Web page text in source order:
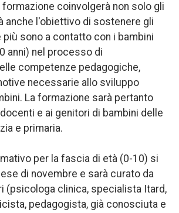
formazione coinvolgerà non solo gli
anche l'obiettivo di sostenere gli
sono a contatto con i bambini
anni) nel processo di
competenze pedagogiche,
necessarie allo sviluppo
La formazione sarà pertanto
e ai genitori di bambini delle
e primaria.
per la fascia di età (0-10) si
di novembre e sarà curato da
(psicologa clinica, specialista Itard,
pedagogista, già conosciuta e